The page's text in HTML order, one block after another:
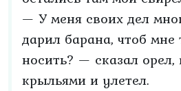
— У меня своих дел
дарил барана, чтоб мне
носить? — сказал орел,
крыльями и улетел.